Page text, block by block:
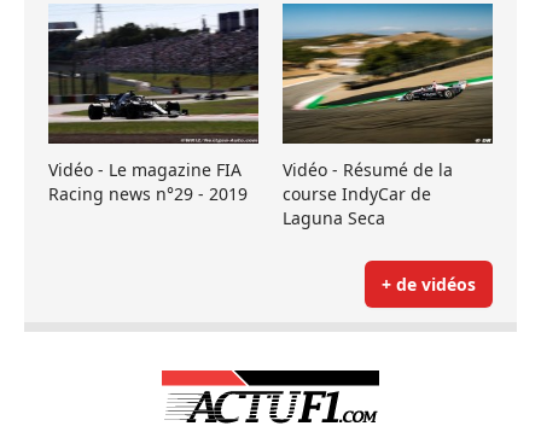
Vidéo - Le magazine FIA
Racing news n°29 - 2019
Vidéo - Résumé de la
course IndyCar de
Laguna Seca
+ de vidéos